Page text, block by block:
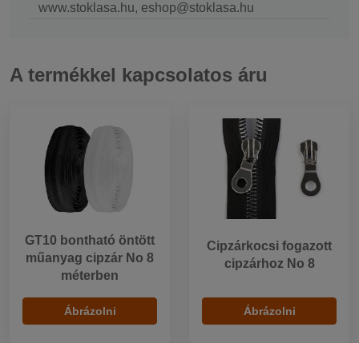
www.stoklasa.hu, eshop@stoklasa.hu
A termékkel kapcsolatos áru
GT10 bontható öntött
műanyag cipzár No 8
méterben
Ábrázolni
Cipzárkocsi fogazott
cipzárhoz No 8
Ábrázolni